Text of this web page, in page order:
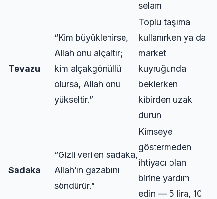
selam
Tevazu
“Kim büyüklenirse,
Allah onu alçaltır;
kim alçakgönüllü
olursa, Allah onu
yükseltir.”
Toplu taşıma
kullanırken ya da
market
kuyruğunda
beklerken
kibirden uzak
durun
Sadaka
“Gizli verilen sadaka,
Allah’ın gazabını
söndürür.”
Kimseye
göstermeden
ihtiyacı olan
birine yardım
edin — 5 lira, 10